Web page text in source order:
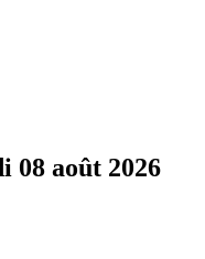
08 août 2026